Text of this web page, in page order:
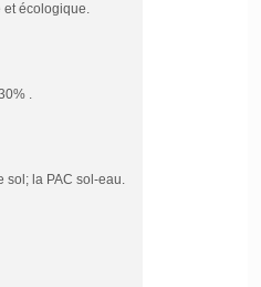
et écologique.
.
sol; la PAC sol-eau.